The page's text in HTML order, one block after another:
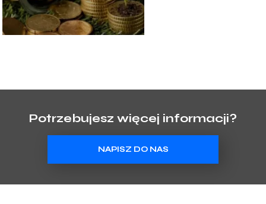
Potrzebujesz więcej informacji?
NAPISZ DO NAS